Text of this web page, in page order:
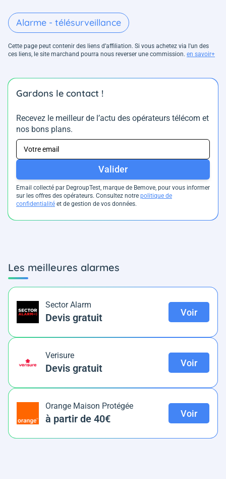
Alarme - télésurveillance
Cette page peut contenir des liens d’affiliation. Si vous achetez via l'un des
ces liens, le site marchand pourra nous reverser une commission. en savoir+
Gardons le contact !
Recevez le meilleur de l’actu des opérateurs télécom et
nos bons plans.
Valider
Email collecté par DegroupTest, marque de Bemove, pour vous informer
sur les offres des opérateurs. Consultez notre politique de
confidentialité et de gestion de vos données.
Les meilleures alarmes
Sector Alarm
Devis gratuit Voir
Verisure
Devis gratuit Voir
Orange Maison Protégée
à partir de 40€ Voir